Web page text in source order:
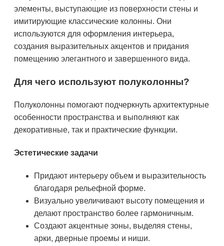
элементы, выступающие из поверхности стены и
имитирующие классические колонны. Они
используются для оформления интерьера,
создания выразительных акцентов и придания
помещению элегантного и завершенного вида.
Для чего используют полуколонны?
Полуколонны помогают подчеркнуть архитектурные
особенности пространства и выполняют как
декоративные, так и практические функции.
Эстетические задачи
Придают интерьеру объем и выразительность
благодаря рельефной форме.
Визуально увеличивают высоту помещения и
делают пространство более гармоничным.
Создают акцентные зоны, выделяя стены,
арки, дверные проемы и ниши.